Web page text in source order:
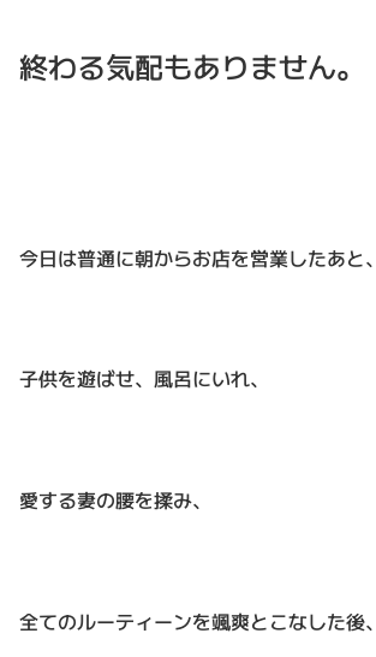
終わる気配もありません。
今日は普通に朝からお店を営業したあと、
子供を遊ばせ、風呂にいれ、
愛する妻の腰を揉み、
全てのルーティーンを颯爽とこなした後、